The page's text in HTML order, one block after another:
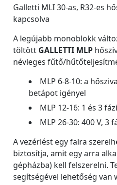
Galletti MLI 30-as, R32-es
kapcsolva
A legújabb monoblokk
töltött GALLETTI MLP
névleges fűtő/
MLP 6-8-10: a
betápot igényel
MLP 12-16: 1 és 3
MLP 26-30: 400 V, 3
A vezérlést egy falra
biztosítja, amit egy arra
gépházba) kell felszerelni.
segítségével lehetőség